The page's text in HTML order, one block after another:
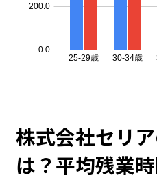
株式会社セリ
は？平均残業